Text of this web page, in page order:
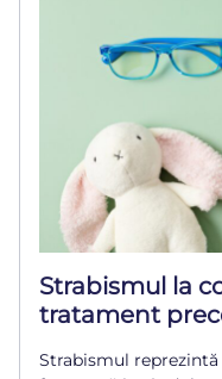
Strabismul la
tratament
Strabismul